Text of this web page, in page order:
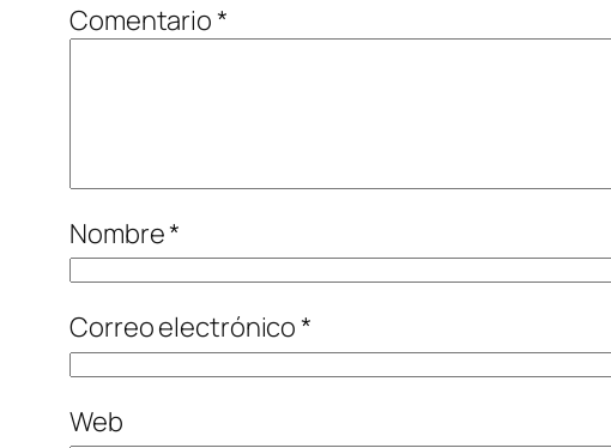
Comentario*
Nombre*
Correo electrónico*
Web